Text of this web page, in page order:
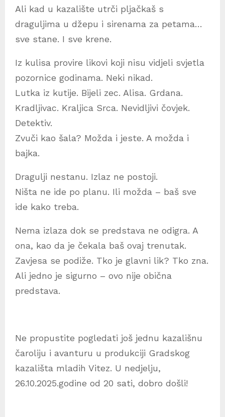
Ali kad u kazalište utrči pljačkaš s
draguljima u džepu i sirenama za petama…
sve stane. I sve krene.
Iz kulisa provire likovi koji nisu vidjeli svjetla
pozornice godinama. Neki nikad.
Lutka iz kutije. Bijeli zec. Alisa. Grdana.
Kradljivac. Kraljica Srca. Nevidljivi čovjek.
Detektiv.
Zvuči kao šala? Možda i jeste. A možda i
bajka.
Dragulji nestanu. Izlaz ne postoji.
Ništa ne ide po planu. Ili možda – baš sve
ide kako treba.
Nema izlaza dok se predstava ne odigra. A
ona, kao da je čekala baš ovaj trenutak.
Zavjesa se podiže. Tko je glavni lik? Tko zna.
Ali jedno je sigurno – ovo nije obična
predstava.
Ne propustite pogledati još jednu kazališnu
čaroliju i avanturu u produkciji Gradskog
kazališta mladih Vitez. U nedjelju,
26.10.2025.godine od 20 sati, dobro došli!